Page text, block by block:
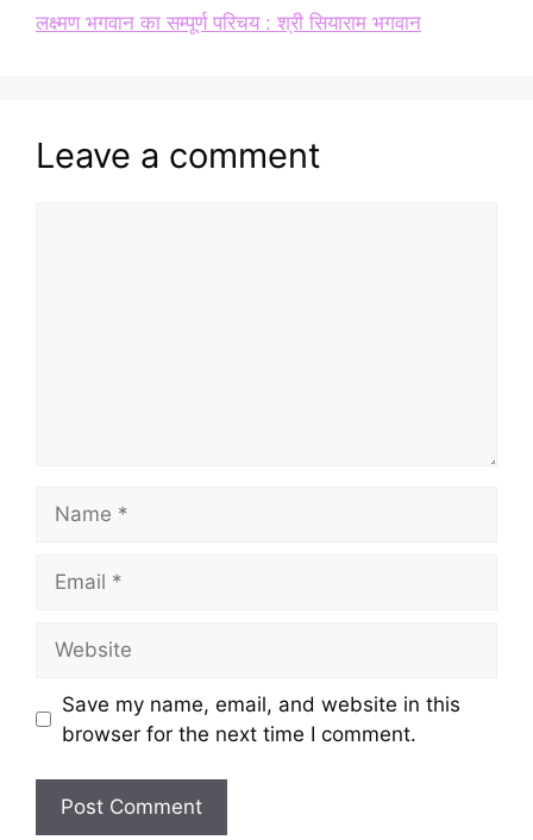
लक्ष्मण भगवान का सम्पूर्ण परिचय : श्री सियाराम भगवान
Leave a comment
Save my name, email, and website in this
browser for the next time I comment.